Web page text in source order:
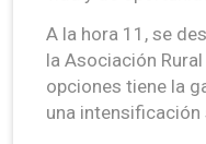
A la hora 11, se
la Asociación
opciones tiene la
una